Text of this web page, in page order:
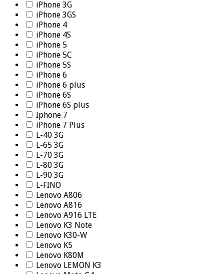
iPhone 3G
iPhone 3GS
iPhone 4
iPhone 4S
iPhone 5
iPhone 5C
iPhone 5S
iPhone 6
iPhone 6 plus
iPhone 6S
iPhone 6S plus
Iphone 7
iPhone 7 Plus
L-40 3G
L-65 3G
L-70 3G
L-80 3G
L-90 3G
L-FINO
Lenovo A806
Lenovo A816
Lenovo A916 LTE
Lenovo K3 Note
Lenovo K30-W
Lenovo K5
Lenovo K80M
Lenovo LEMON K3